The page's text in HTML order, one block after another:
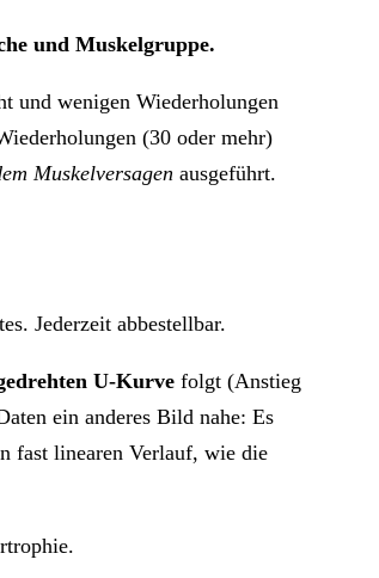
und Muskelgruppe.
und wenigen Wiederholungen
(30 oder mehr)
Muskelversagen ausgeführt.
Jederzeit abbestellbar.
U-Kurve folgt (Anstieg
ein anderes Bild nahe: Es
fast linearen Verlauf, wie die